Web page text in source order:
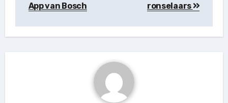
App van Bosch
ronselaars